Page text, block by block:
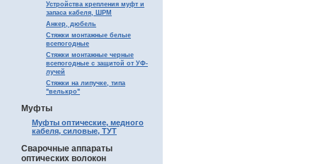
Устройства крепления муфт и
запаса кабеля, ШРМ
Анкер, дюбель
Стяжки монтажные белые
всепогодные
Cтяжки монтажные черные
всепогодные с защитой от УФ-
лучей
Стяжки на липучке, типа
"велькро"
Муфты
Муфты оптические, медного
кабеля, силовые, ТУТ
Сварочные аппараты
оптических волокон